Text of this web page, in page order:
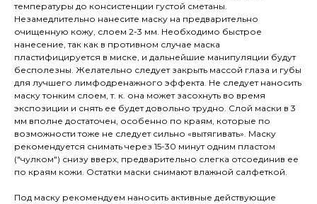
температуры до консистенции густой сметаны.
Незамедлительно нанесите маску на предварительно
очищенную кожу, слоем 2-3 мм. Необходимо быстрое
нанесение, так как в противном случае маска
пластифицируется в миске, и дальнейшие манипуляции будут
бесполезны. Желательно следует закрыть массой глаза и губы
для лучшего лимфодренажного эффекта. Не следует наносить
маску тонким слоем, т. к. она может засохнуть во время
экспозиции и снять ее будет довольно трудно. Слой маски в 3
мм вполне достаточен, особенно по краям, которые по
возможности тоже не следует сильно «вытягивать». Маску
рекомендуется снимать через 15-30 минут одним пластом
("чулком") снизу вверх, предварительно слегка отсоединив ее
по краям кожи. Остатки маски снимают влажной салфеткой.
Под маску рекомендуем наносить активные действующие